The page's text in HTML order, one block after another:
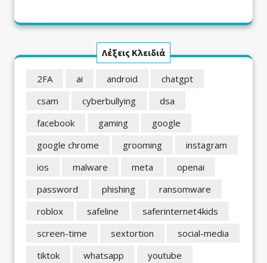
Λέξεις Κλειδιά
2FA ai android
chatgpt
csam
cyberbullying
dsa
facebook
gaming
google
google chrome
grooming
instagram
ios
malware meta
openai
password
phishing
ransomware
roblox
safeline
saferinternet4kids
screen-time
sextortion
social-media
tiktok
whatsapp
youtube